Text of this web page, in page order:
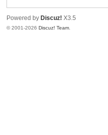
Powered by Discuz! X3.5
© 2001-2026Discuz! Team